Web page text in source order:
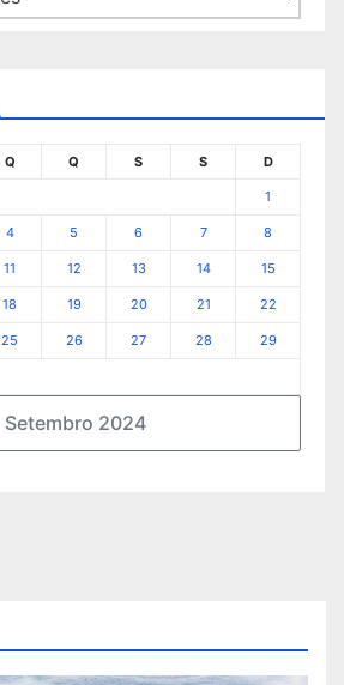
Setembro 2024
Q Q S S D
1
4 5 6 7 8
11 12 13 14 15
18 19 20 21 22
25 26 27 28 29